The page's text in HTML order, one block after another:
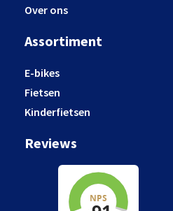
Over ons
Assortiment
E-bikes
Fietsen
Kinderfietsen
Reviews